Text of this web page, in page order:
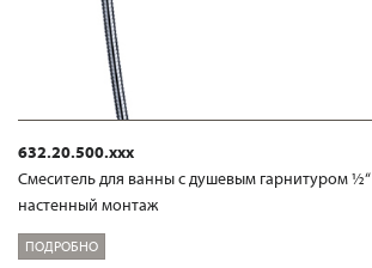
632.20.500.xxx
Смеситель для ванны с душевым гарнитуром ½“
настенный монтаж
ПОДРОБНО